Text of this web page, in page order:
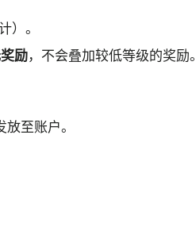
）。
励，不会叠加较低等级的奖励。
至账户。